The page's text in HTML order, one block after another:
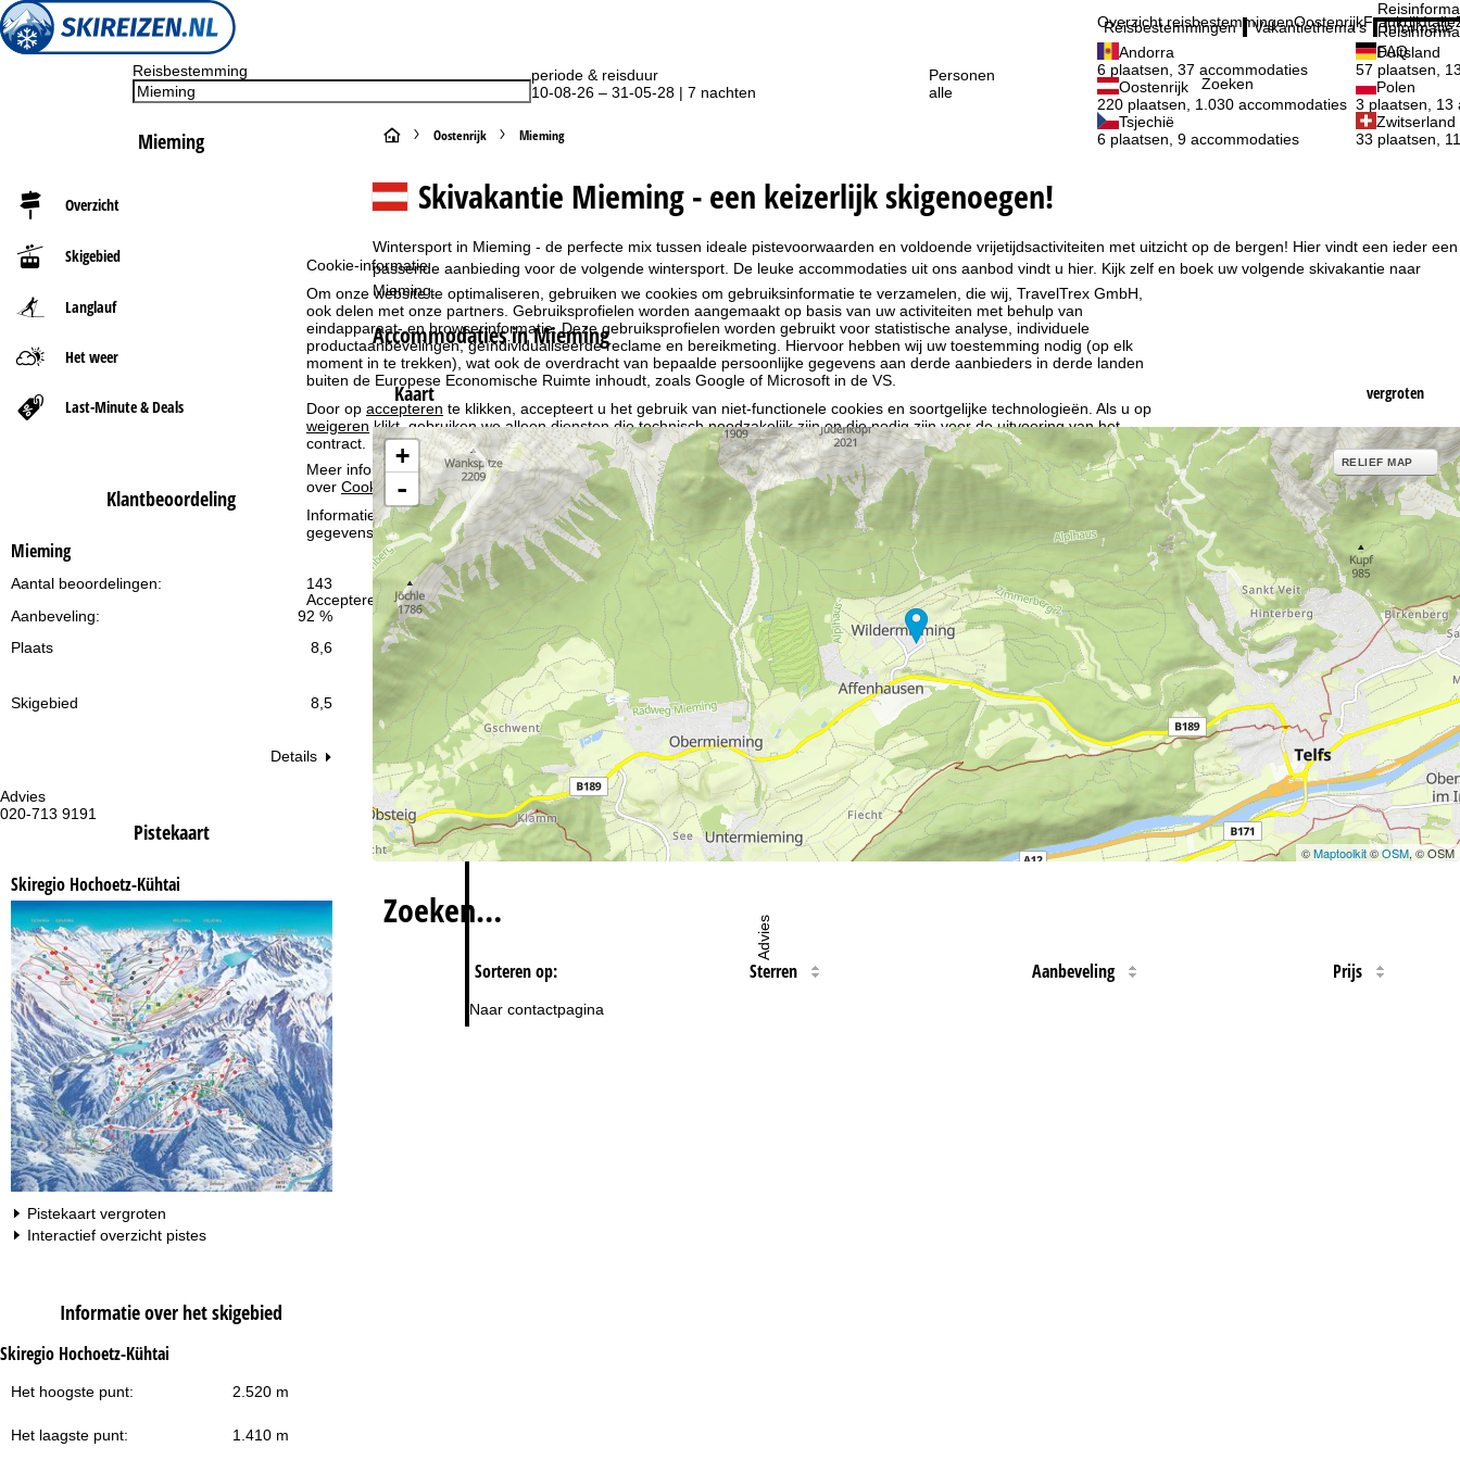
Cookie-informatie
Om onze website te optimaliseren, gebruiken we cookies om gebruiksinformatie te verzamelen, die wij, TravelTrex GmbH,
ook delen met onze partners. Gebruiksprofielen worden aangemaakt op basis van uw activiteiten met behulp van
eindapparaat- en browserinformatie. Deze gebruiksprofielen worden gebruikt voor statistische analyse, individuele
productaanbevelingen, geïndividualiseerde reclame en bereikmeting. Hiervoor hebben wij uw toestemming nodig (op elk
moment in te trekken), wat ook de overdracht van bepaalde persoonlijke gegevens aan derde aanbieders in derde landen
buiten de Europese Economische Ruimte inhoudt, zoals Google of Microsoft in de VS.
Door op accepteren te klikken, accepteert u het gebruik van niet-functionele cookies en soortgelijke technologieën. Als u op
weigeren klikt, gebruiken we alleen diensten die technisch noodzakelijk zijn en die nodig zijn voor de uitvoering van het
contract.
Meer informatie over het gebruik van cookies en de mogelijkheid om uw instellingen te wijzigen, vindt u in de informatie
over Cookie-Policy.
Informatie over de verantwoordelijke vind je in hetImpressum
. Informatie over de doeleinden en jouw rechten omtrent
gegevensbescherming vind je onzePrivacy Policy.
Accepteren
Advies
020-713 9191
Openingstijden
ma-do:
09:00-17:00
vr:
09:00-14:00
za-zo:
gesloten
Naar contactpagina
Advies
Reisbestemmingen
Overzicht reisbestemmingenOostenrijkFrankrijkItalië
Andorra
6 plaatsen, 37 accommodaties
Duitsland
57 plaatsen,
Oostenrijk
220 plaatsen, 1.030 accommodaties
Polen
3 plaatsen, 13
Tsjechië
6 plaatsen, 9 accommodaties
Zwitserland
33 plaatsen,
Vakantiethema's Informatie
FAQ
Reisbestemming
periode & reisduur
10-08-26 – 31-05-28 | 7 nachten
Personen
alle
Zoeken
Mieming
Overzicht
Skigebied
Langlauf
Het weer
Last-Minute & Deals
Klantbeoordeling
Mieming
143
Aantal beoordelingen:
92 %
Aanbeveling:
Plaats
8,6
Skigebied 8,5
Details
Pistekaart
Skiregio Hochoetz-Kühtai
Pistekaart vergroten
Interactief overzicht pistes
Informatie over het skigebied
Skiregio Hochoetz-Kühtai
Het hoogste punt: 2.520 m
Het laagste punt: 1.410 m
S
t
r
t
p
a
g
i
n
a
Oostenrijk Mieming
Skivakantie Mieming - een keizerlijk skigenoegen!
Wintersport in Mieming - de perfecte mix tussen ideale pistevoorwaarden en voldoende vrijetijdsactiviteiten met uitzicht op de bergen! Hier vindt een ieder een
passende aanbieding voor de volgende wintersport. De leuke accommodaties uit ons aanbod vindt u hier. Kijk zelf en boek uw volgende skivakantie naar
Mieming.
Accommodaties in Mieming
Kaart vergroten
+
-
RELIEF MAP
©Maptoolkit©OSM, © OSM
Zoeken…
Sorteren op: Sterren Aanbeveling Prijs